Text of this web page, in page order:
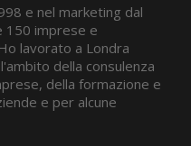
e nel marketing dal
150 imprese e
lavorato a Londra
della consulenza
della formazione e
e per alcune